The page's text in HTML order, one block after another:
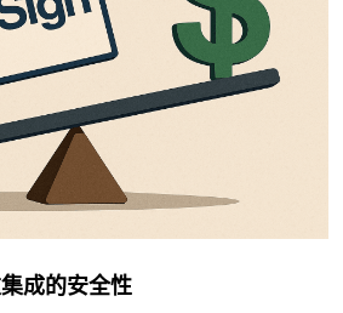
成的安全性